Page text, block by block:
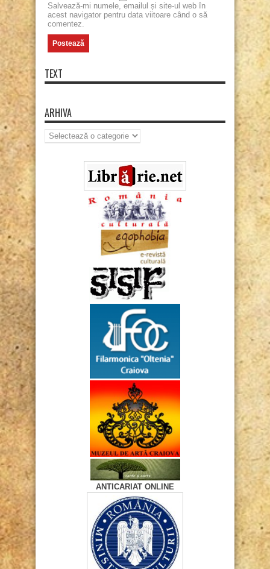
Salvează-mi numele, emailul și site-ul web în
acest navigator pentru data viitoare când o să
comentez.
TEXT
ARHIVA
Arhiva
ANTICARIAT ONLINE